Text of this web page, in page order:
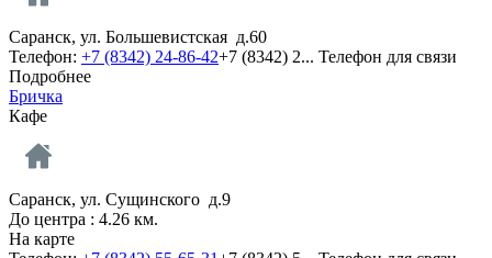
Саранск, ул. Большевистская д.60
Телефон: +7 (8342) 24-86-42+7 (8342) 2... Телефон для связи
Подробнее
Бричка
Кафе
Саранск, ул. Сущинского д.9
До центра : 4.26 км.
На карте